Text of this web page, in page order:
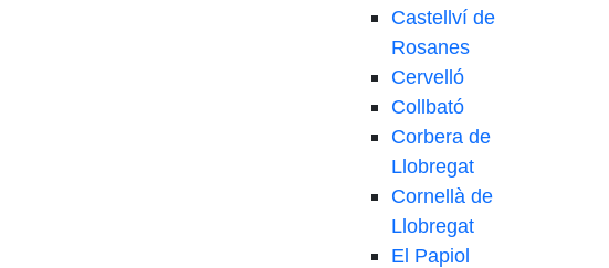
Castellví de
Rosanes
Cervelló
Collbató
Corbera de
Llobregat
Cornellà de
Llobregat
El Papiol